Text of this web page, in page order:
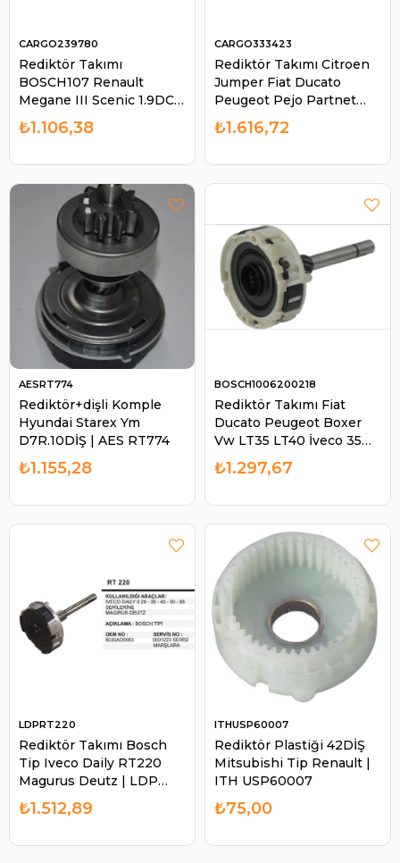
Rediktör Takımı
BOSCH107 Renault
Megane III Scenic 1.9DC
Laguna II Dacia Duster
Clio Megan III Toyota
CARGO239780
₺1.106,38
Rediktör Takımı Citroen
Jumper Fiat Ducato
Peugeot Pejo Partnet
Boxer | CARGO 333423
CARGO333423
₺1.616,72
Rediktör+dişli Komple
Hyundai Starex Ym
D7R.10DİŞ | AES RT774
AESRT774
₺1.155,28
Rediktör Takımı Fiat
Ducato Peugeot Boxer
Vw LT35 LT40 İveco 35
40 50 60C | BOSCH
1006200218
BOSCH1006200218
₺1.297,67
Rediktör Takımı Bosch
Tip Iveco Daily RT220
Magurus Deutz | LDP
RT220
LDPRT220
₺1.512,89
Rediktör Plastiği 42DİŞ
Mitsubishi Tip Renault |
ITH USP60007
ITHUSP60007
₺75,00